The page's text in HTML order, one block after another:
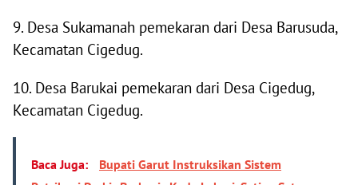
9. Desa Sukamanah pemekaran dari Desa Barusuda,
Kecamatan Cigedug.
10. Desa Barukai pemekaran dari Desa Cigedug,
Kecamatan Cigedug.
Baca Juga:
Bupati Garut Instruksikan Sistem